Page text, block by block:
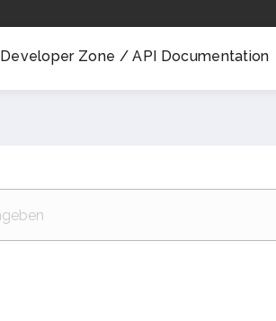
Developer Zone / API Documentation